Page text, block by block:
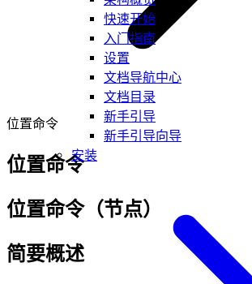
快速开始
入门指南
设置
文档导航中心
文档目录
新手引导
新手引导向导
安装
位置命令
位置命令
位置命令（节点）
简要概述